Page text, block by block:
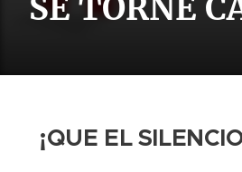
SE TORNE
¡QUE EL